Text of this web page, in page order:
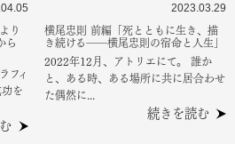
り
ら
フィ
功を
2023.03.29
横尾忠則 前編「死とともに生き、描
き続ける――横尾忠則の宿命と人生」
2022年12月、アトリエにて。 誰か
と、ある時、ある場所に共に居合わせ
た偶然に...
続きを読む